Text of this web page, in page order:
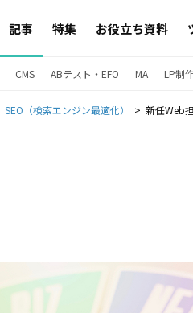
記事 特集 お役立ち資料
CMS ABテスト・EFO MA LP制
SEO（検索エンジン最適化） 新任Web